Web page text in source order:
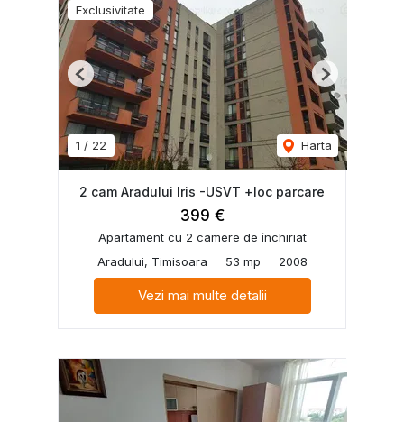
Exclusivitate
1 / 22 Harta
Previous Next
2 cam Aradului Iris -USVT +loc parcare
399 €
Apartament cu 2 camere de închiriat
Aradului, Timisoara
53 mp 2008
Vezi mai multe detalii